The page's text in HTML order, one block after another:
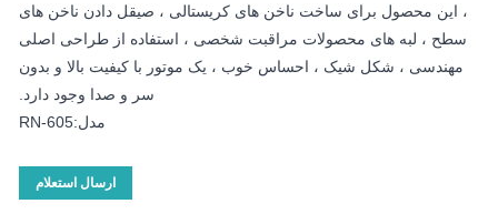
، این محصول برای ساخت ناخن های کریستالی ، صیقل دادن ناخن های
سطح ، لبه های محصولات مراقبت شخصی ، استفاده از طراحی اصلی
مهندسی ، شکل شیک ، احساس خوب ، یک موتور با کیفیت بالا و بدون
سر و صدا وجود دارد.
مدل:RN-605
ارسال استعلام